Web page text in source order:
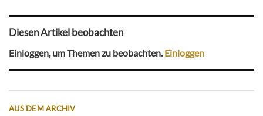
Diesen Artikel beobachten
Einloggen, um Themen zu beobachten.Einloggen
AUS DEM ARCHIV